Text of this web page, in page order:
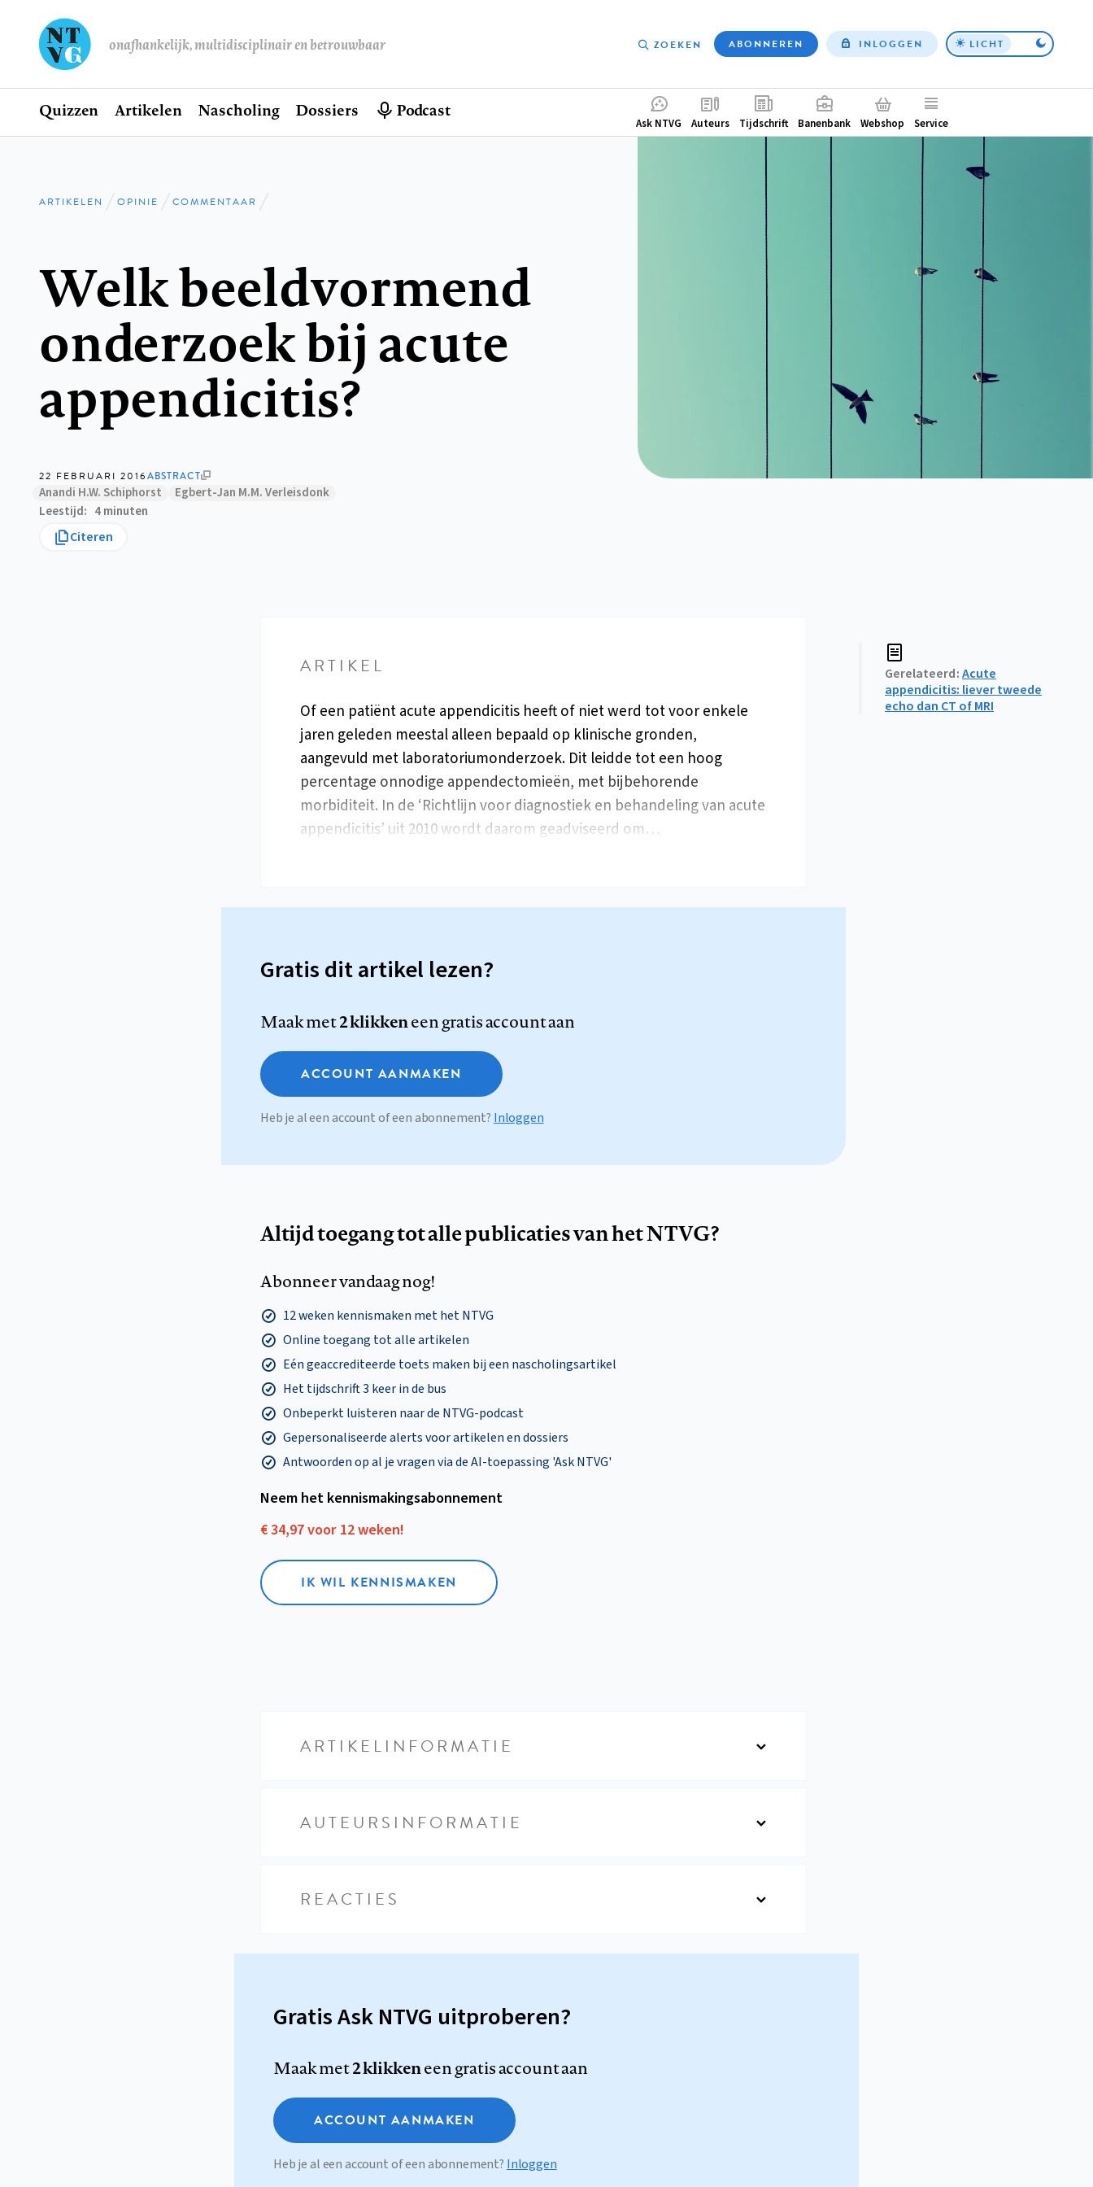
onafhankelijk, multidisciplinair en betrouwbaar
Top
ZOEKEN ABONNEREN INLOGGEN LICHT
Hoofdnavigatie
Home
Quizzen Artikelen Nascholing Dossiers Podcast
Complementair
Ask NTVG Auteurs Tijdschrift Banenbank Webshop Service
Kruimelpad
ARTIKELEN OPINIE COMMENTAAR
Welk beeldvormend
onderzoek bij acute
appendicitis?
22 FEBRUARI 2016ABSTRACT
Anandi H.W. Schiphorst
Egbert-Jan M.M. Verleisdonk
Leestijd
4 minuten
Citeren
ARTIKEL
Of een patiënt acute appendicitis heeft of niet werd tot voor enkele
jaren geleden meestal alleen bepaald op klinische gronden,
aangevuld met laboratoriumonderzoek. Dit leidde tot een hoog
percentage onnodige appendectomieën, met bijbehorende
morbiditeit. In de ‘Richtlijn voor diagnostiek en behandeling van acute
appendicitis’ uit 2010 wordt daarom geadviseerd om…
Gratis dit artikel lezen?
Maak met2 klikkeneen gratis account aan
ACCOUNT AANMAKEN
Heb je al een account of een abonnement? Inloggen
Altijd toegang tot alle publicaties van het NTVG?
Abonneer vandaag nog!
12 weken kennismaken met het NTVG
Online toegang tot alle artikelen
Eén geaccrediteerde toets maken bij een nascholingsartikel
Het tijdschrift 3 keer in de bus
Onbeperkt luisteren naar de NTVG-podcast
Gepersonaliseerde alerts voor artikelen en dossiers
Antwoorden op al je vragen via de AI-toepassing 'Ask NTVG'
Neem het kennismakings­abonnement
€ 34,97 voor 12 weken!
IK WIL KENNISMAKEN
ARTIKELINFORMATIE
AUTEURSINFORMATIE
REACTIES
Gerelateerd Acute
appendicitis: liever tweede
echo dan CT of MRI
Gratis Ask NTVG uitproberen?
Maak met2 klikkeneen gratis account aan
ACCOUNT AANMAKEN
Heb je al een account of een abonnement? Inloggen